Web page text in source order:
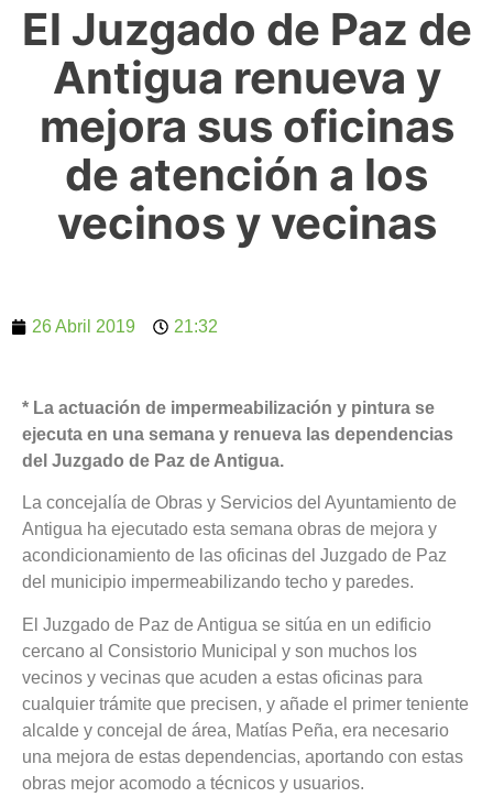
El Juzgado de Paz de
Antigua renueva y
mejora sus oficinas
de atención a los
vecinos y vecinas
26 Abril 2019 21:32
* La actuación de impermeabilización y pintura se
ejecuta en una semana y renueva las dependencias
del Juzgado de Paz de Antigua.
La concejalía de Obras y Servicios del Ayuntamiento de
Antigua ha ejecutado esta semana obras de mejora y
acondicionamiento de las oficinas del Juzgado de Paz
del municipio impermeabilizando techo y paredes.
El Juzgado de Paz de Antigua se sitúa en un edificio
cercano al Consistorio Municipal y son muchos los
vecinos y vecinas que acuden a estas oficinas para
cualquier trámite que precisen, y añade el primer teniente
alcalde y concejal de área, Matías Peña, era necesario
una mejora de estas dependencias, aportando con estas
obras mejor acomodo a técnicos y usuarios.